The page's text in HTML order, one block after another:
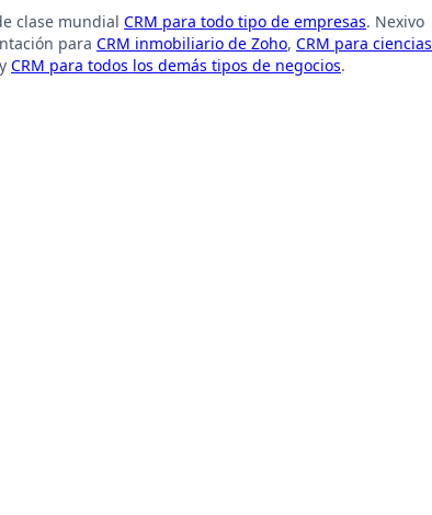
clase mundial CRM para todo tipo de empresas. Nexivo
para CRM inmobiliario de Zoho, CRM para ciencias
y CRM para todos los demás tipos de negocios.